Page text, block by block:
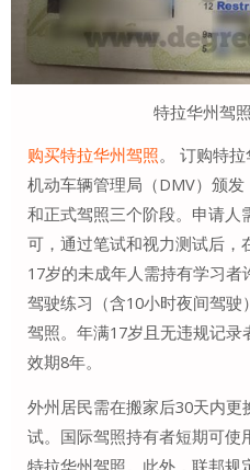
特拉华州驾
购买特拉华州驾照。 订购特
机动车辆管理局（DMV）颁
和正式驾照三个阶段。申请人
可，通过笔试和视力测试后，
17岁的未成年人需持有学习
驾驶练习（含10小时夜间驾
驾照。年满17岁且无违规记录
效期8年。
外州居民需在搬家后30天内
试。国际驾照持有者短期可使